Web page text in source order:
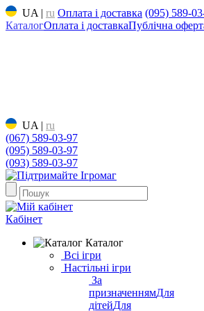
UA | ru Оплата і доставка (095) 589-
КаталогОплата і доставкаПублічна
UA | ru
(067) 589-03-97
(095) 589-03-97
(093) 589-03-97
Кабінет
Каталог
Всі ігри
Настільні ігри
За
призначеннямДля
дітейДля